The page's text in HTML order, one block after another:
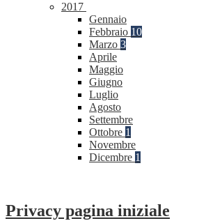
2017
Gennaio
Febbraio 10
Marzo 3
Aprile
Maggio
Giugno
Luglio
Agosto
Settembre
Ottobre 1
Novembre
Dicembre 1
Privacy pagina iniziale